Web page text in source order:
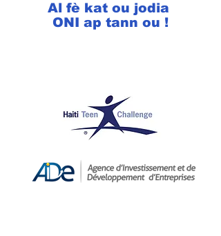
Al fè kat ou jodia
ONI ap tann ou !